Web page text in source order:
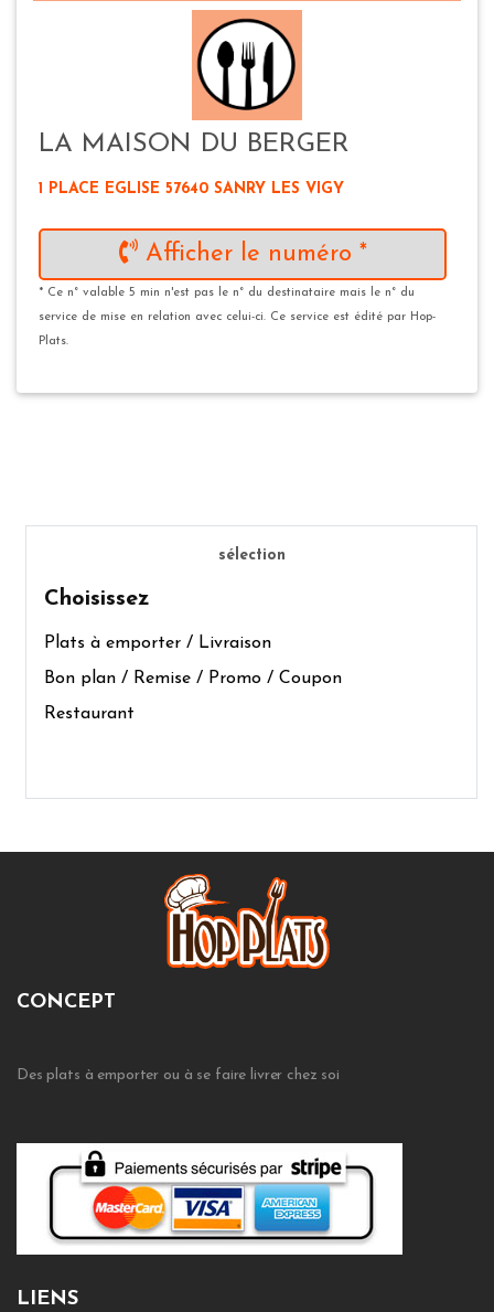
LA MAISON DU BERGER
1 PLACE EGLISE 57640 SANRY LES VIGY
Afficher le numéro *
* Ce n° valable 5 min n'est pas le n° du destinataire mais le n° du
service de mise en relation avec celui-ci. Ce service est édité par Hop-
Plats.
sélection
Choisissez
Plats à emporter / Livraison
Bon plan / Remise / Promo / Coupon
Restaurant
CONCEPT
Des plats à emporter ou à se faire livrer chez soi
LIENS